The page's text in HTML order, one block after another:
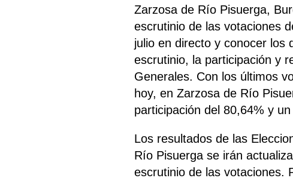
Zarzosa de Río Pisuerga,
escrutinio de las votaciones
julio en directo y conocer los
escrutinio, la participación y
Generales. Con los últimos
hoy, en Zarzosa de Río
participación del 80,64% y
Los resultados de las
Río Pisuerga se irán
escrutinio de las votaciones.